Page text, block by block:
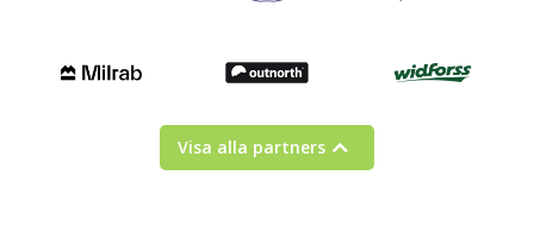
Visa alla partners